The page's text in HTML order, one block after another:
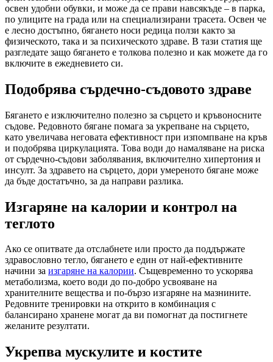
освен удобни обувки, и може да се прави навсякъде – в парка,
по улиците на града или на специализирани трасета. Освен че
е лесно достъпно, бягането носи редица ползи както за
физическото, така и за психическото здраве. В тази статия ще
разгледате защо бягането е толкова полезно и как можете да го
включите в ежедневието си.
Подобрява сърдечно-съдовото здраве
Бягането е изключително полезно за сърцето и кръвоносните
съдове. Редовното бягане помага за укрепване на сърцето,
като увеличава неговата ефективност при изпомпване на кръв
и подобрява циркулацията. Това води до намаляване на риска
от сърдечно-съдови заболявания, включително хипертония и
инсулт. За здравето на сърцето, дори умереното бягане може
да бъде достатъчно, за да направи разлика.
Изгаряне на калории и контрол на
теглото
Ако се опитвате да отслабнете или просто да поддържате
здравословно тегло, бягането е един от най-ефективните
начини за изгаряне на калории. Същевременно то ускорява
метаболизма, което води до по-добро усвояване на
хранителните вещества и по-бързо изгаряне на мазнините.
Редовните тренировки на открито в комбинация с
балансирано хранене могат да ви помогнат да постигнете
желаните резултати.
Укрепва мускулите и костите